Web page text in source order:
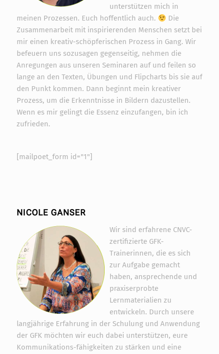
unterstützen mich in
meinen Prozessen. Euch hoffentlich auch.
Die
Zusammenarbeit mit inspirierenden Menschen setzt bei
mir einen kreativ-schöpferischen Prozess in Gang. Wir
befeuern uns sozusagen gegenseitig, nehmen die
Anregungen aus unseren Seminaren auf und feilen so
lange an den Texten, Übungen und Flipcharts bis sie auf
den Punkt kommen. Dann beginnt mein kreativer
Prozess, um die Erkenntnisse in Bildern dazustellen.
Wenn es mir gelingt die Essenz einzufangen, bin ich
zufrieden.
[mailpoet_form id="1"]
NICOLE GANSER
Wir sind erfahrene CNVC-
zertifizierte GFK-
Trainerinnen, die es sich
zur Aufgabe gemacht
haben, ansprechende und
praxiserprobte
Lernmaterialien zu
entwickeln. Durch unsere
langjährige Erfahrung in der Schulung und Anwendung
der GFK möchten wir euch dabei unterstützen, eure
Kommunikations-fähigkeiten zu stärken und eine
Widerruf bestätigen